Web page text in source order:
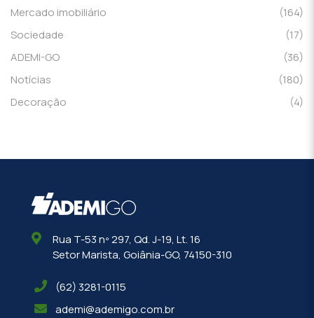
Mercado imobiliário
(164)
Sociedade
(17)
ADEMI-GO
(36)
Notícias
(180)
Decoração
(4)
Rua T-53 nº 297, Qd. J-19, Lt. 16
Setor Marista, Goiânia-GO, 74150-310
(62) 3281-0115
ademi@ademigo.com.br